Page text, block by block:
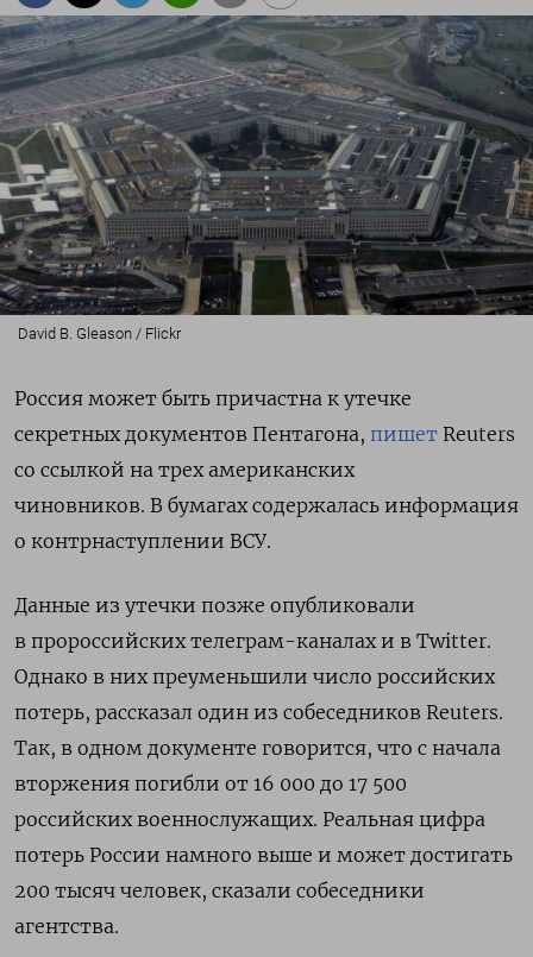
David B. Gleason / Flickr
Россия может быть причастна к утечке
секретных документов Пентагона, пишет Reuters
со ссылкой на трех американских
чиновников. В бумагах содержалась информация
о контрнаступлении ВСУ.
Данные из утечки позже опубликовали
в пророссийских телеграм-каналах и в Twitter.
Однако в них преуменьшили число российских
потерь, рассказал один из собеседников Reuters.
Так, в одном документе говорится, что с начала
вторжения погибли от 16 000 до 17 500
российских военнослужащих. Реальная цифра
потерь России намного выше и может достигать
200 тысяч человек, сказали собеседники
агентства.